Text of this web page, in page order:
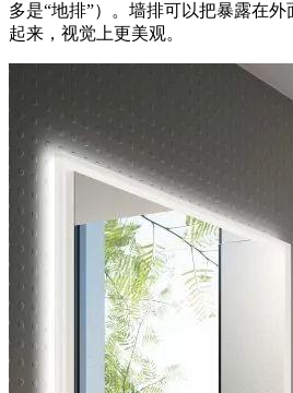
多是“地排”）。墙排可以把暴露在
起来，视觉上更美观。